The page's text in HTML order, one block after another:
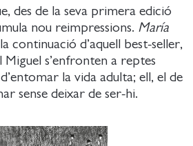
des de la seva primera edició
nou reimpressions. María
continuació d’aquell best-seller,
s’enfronten a reptes
la vida adulta; ell, el de
sense deixar de ser-hi.